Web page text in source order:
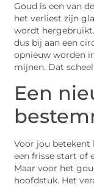
Goud is een van
het verliest zijn
wordt
dus bij aan een
opnieuw worden
mijnen. Dat
Een
Voor jou betekent
een frisse start of
Maar voor het
hoofdstuk. Het